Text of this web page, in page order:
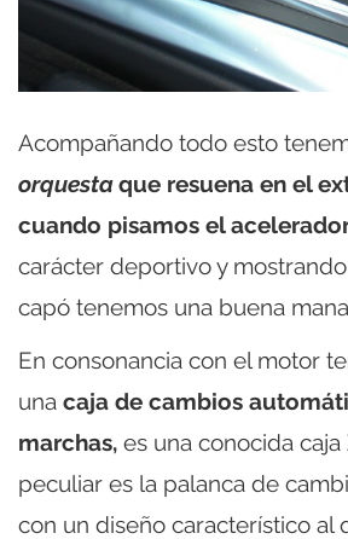
Acompañando todo esto
orquestaque resuena en el
cuando pisamos el
carácter deportivo y
capó tenemos una buena
En consonancia con el motor
una caja de cambios
marchas, es una conocida caja
peculiar es la palanca de
con un diseño característico al